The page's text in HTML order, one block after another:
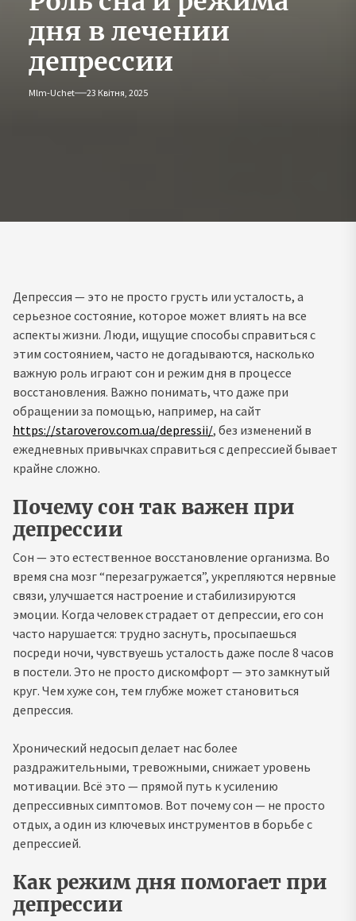
дня в лечении
депрессии
Mlm-Uchet 23 Квітня, 2025
Депрессия — это не просто грусть или усталость, а
серьезное состояние, которое может влиять на все
аспекты жизни. Люди, ищущие способы справиться с
этим состоянием, часто не догадываются, насколько
важную роль играют сон и режим дня в процессе
восстановления. Важно понимать, что даже при
обращении за помощью, например, на сайт
https://staroverov.com.ua/depressii/, без изменений в
ежедневных привычках справиться с депрессией бывает
крайне сложно.
Почему сон так важен при
депрессии
Сон — это естественное восстановление организма. Во
время сна мозг “перезагружается”, укрепляются нервные
связи, улучшается настроение и стабилизируются
эмоции. Когда человек страдает от депрессии, его сон
часто нарушается: трудно заснуть, просыпаешься
посреди ночи, чувствуешь усталость даже после 8 часов
в постели. Это не просто дискомфорт — это замкнутый
круг. Чем хуже сон, тем глубже может становиться
депрессия.
Хронический недосып делает нас более
раздражительными, тревожными, снижает уровень
мотивации. Всё это — прямой путь к усилению
депрессивных симптомов. Вот почему сон — не просто
отдых, а один из ключевых инструментов в борьбе с
депрессией.
Как режим дня помогает при
депрессии